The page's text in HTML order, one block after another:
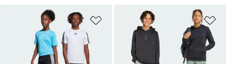
เพิ่มไปยังรายการสินค้าโปรด